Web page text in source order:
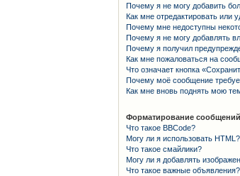
Почему я не могу добавить
Как мне отредактировать или
Почему мне недоступны
Почему я не могу добавлять
Почему я получил
Как мне пожаловаться на
Что означает кнопка
Почему моё сообщение
Как мне вновь поднять мою
Форматирование
Что такое BBCode?
Могу ли я использовать HTML?
Что такое смайлики?
Могу ли я добавлять
Что такое важные объявления?